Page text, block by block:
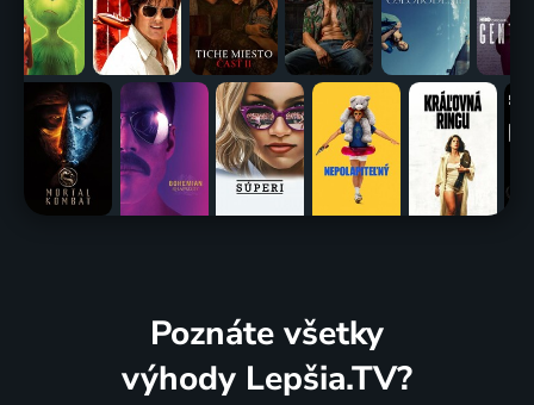
Poznáte všetky
výhody Lepšia.TV?